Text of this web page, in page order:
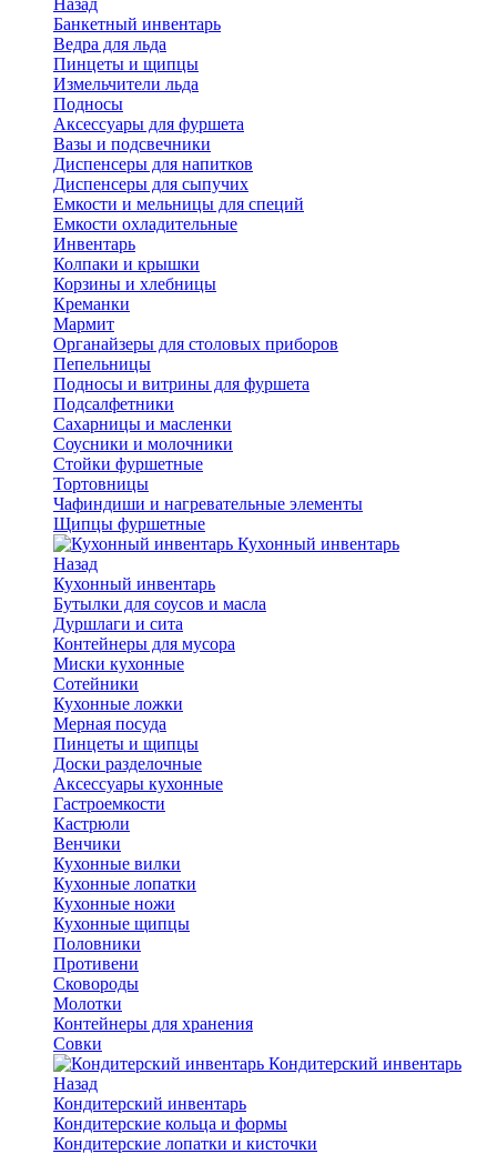
Банкетный инвентарь
Ведра для льда
Пинцеты и щипцы
Измельчители льда
Подносы
Аксессуары для фуршета
Вазы и подсвечники
Диспенсеры для напитков
Диспенсеры для сыпучих
Емкости и мельницы для специй
Емкости охладительные
Инвентарь
Колпаки и крышки
Корзины и хлебницы
Креманки
Мармит
Органайзеры для столовых приборов
Пепельницы
Подносы и витрины для фуршета
Подсалфетники
Сахарницы и масленки
Соусники и молочники
Стойки фуршетные
Тортовницы
Чафиндиши и нагревательные элементы
Щипцы фуршетные
Кухонный инвентарь
Назад
Кухонный инвентарь
Бутылки для соусов и масла
Дуршлаги и сита
Контейнеры для мусора
Миски кухонные
Сотейники
Кухонные ложки
Мерная посуда
Пинцеты и щипцы
Доски разделочные
Аксессуары кухонные
Гастроемкости
Кастрюли
Венчики
Кухонные вилки
Кухонные лопатки
Кухонные ножи
Кухонные щипцы
Половники
Противени
Сковороды
Молотки
Контейнеры для хранения
Совки
Кондитерский инвентарь
Назад
Кондитерский инвентарь
Кондитерские кольца и формы
Кондитерские лопатки и кисточки